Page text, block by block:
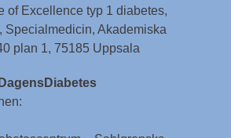
of Excellence typ 1 diabetes,
Specialmedicin, Akademiska
plan 1, 75185 Uppsala